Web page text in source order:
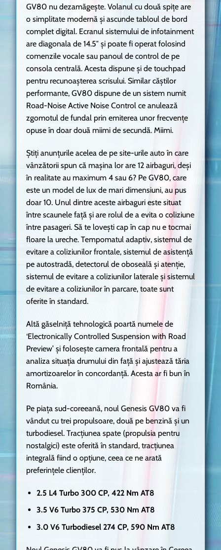
GV80 nu dezamăgește. Volanul cu două spițe are
o simplitate modernă și ascunde tabloul de bord
complet digital. Ecranul sistemului de infotainment
are diagonala de 14.5″ și poate fi operat folosind
comenzile vocale sau panoul de control de pe
consola centrală. Acesta dispune și de touchpad
pentru recunoașterea scrisului. Similar căștilor
performante, GV80 dispune de un sistem numit
Road-Noise Active Noise Control ce anulează
zgomotul de fundal prin emiterea unor frecvențe
opuse în doar două miimi de secundă. Miimi.
Știți anunțurile acelea de pe site-urile auto în care
vânzătorii spun că mașina lor are 12 airbaguri, deși
în realitate au maximum 4 sau 6? Pe GV80, care
este un model de lux de mari dimensiuni, au pus
doar 10. Unul dintre aceste airbaguri este situat
între scaunele față și are rolul de a evita o coliziune
între pasageri. Să te lovești cap în cap nu e tocmai
floare la ureche. Tempomatul adaptiv, sistemul de
evitare a coliziunilor frontale, sistemul de asistență
pe autostradă, detectorul de oboseală și atenție,
sistemul de evitare a coliziunilor laterale și sistemul
de evitare a coliziunilor în parcare, toate sunt
oferite în standard.
Altă găselniță tehnologică poartă numele de
‘Electronically Controlled Suspension with Road
Preview’ și folosește camera frontală pentru a
analiza situația drumului din față și ajustează tăria
amortizoarelor în concordanță. Acesta ar fi bun în
România.
Pe piața sud-coreeană, noul Genesis GV80 va fi
vândut cu trei propulsoare, două pe benzină și un
turbodiesel. Tracțiunea spate (propulsia pentru
nostalgici) este oferită în standard, tracțiunea
integrală fiind o opțiune, ceea ce ne arată
preferințele clienților.
2.5 L4 Turbo 300 CP, 422 Nm AT8
3.5 V6 Turbo 375 CP, 530 Nm AT8
3.0 V6 Turbodiesel 274 CP, 590 Nm AT8